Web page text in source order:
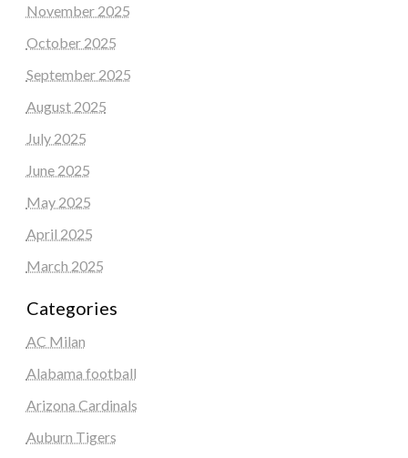
November 2025
October 2025
September 2025
August 2025
July 2025
June 2025
May 2025
April 2025
March 2025
Categories
AC Milan
Alabama football
Arizona Cardinals
Auburn Tigers